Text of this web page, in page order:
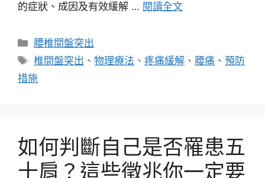
的症狀、成因及有效緩解 … 閱讀全文
分
類
腰椎間盤突出
標
籤
椎間盤突出 、物理療法 、疼痛緩解 、 腰痛 、預防
措施
如何判斷自己是否罹患五
十肩？這些徵兆你一定要